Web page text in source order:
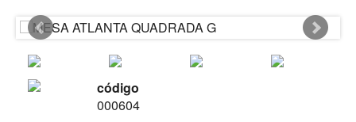
código
000604